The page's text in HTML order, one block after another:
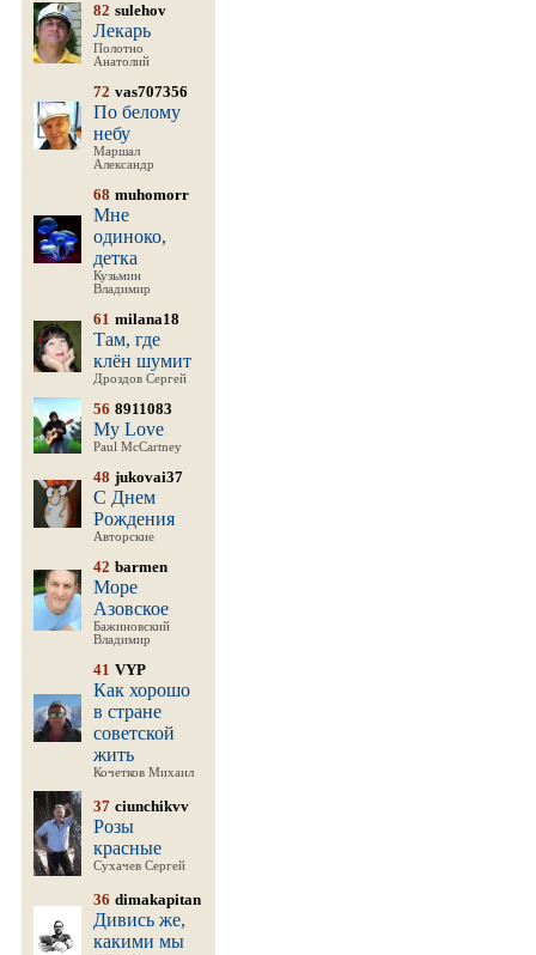
82 sulehov
Лекарь
Полотно
Анатолий
72 vas707356
По белому
небу
Маршал
Александр
68 muhomorr
Мне
одиноко,
детка
Кузьмин
Владимир
61 milana18
Там, где
клён шумит
Дроздов Сергей
56 8911083
My Love
Paul McCartney
48 jukovai37
С Днем
Рождения
Авторские
42 barmen
Море
Азовское
Бажиновский
Владимир
41 VYP
Как хорошо
в стране
советской
жить
Кочетков Михаил
37 ciunchikvv
Розы
красные
Сухачев Сергей
36 dimakapitan
Дивись же,
какими мы